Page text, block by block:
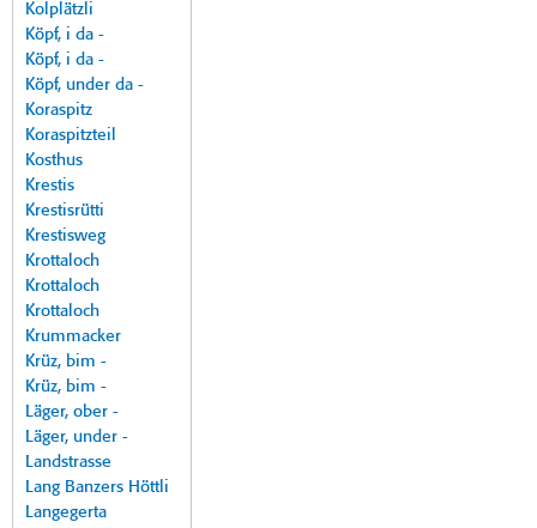
Kolplätzli
Köpf, i da -
Köpf, i da -
Köpf, under da -
Koraspitz
Koraspitzteil
Kosthus
Krestis
Krestisrütti
Krestisweg
Krottaloch
Krottaloch
Krottaloch
Krummacker
Krüz, bim -
Krüz, bim -
Läger, ober -
Läger, under -
Landstrasse
Lang Banzers Höttli
Langegerta